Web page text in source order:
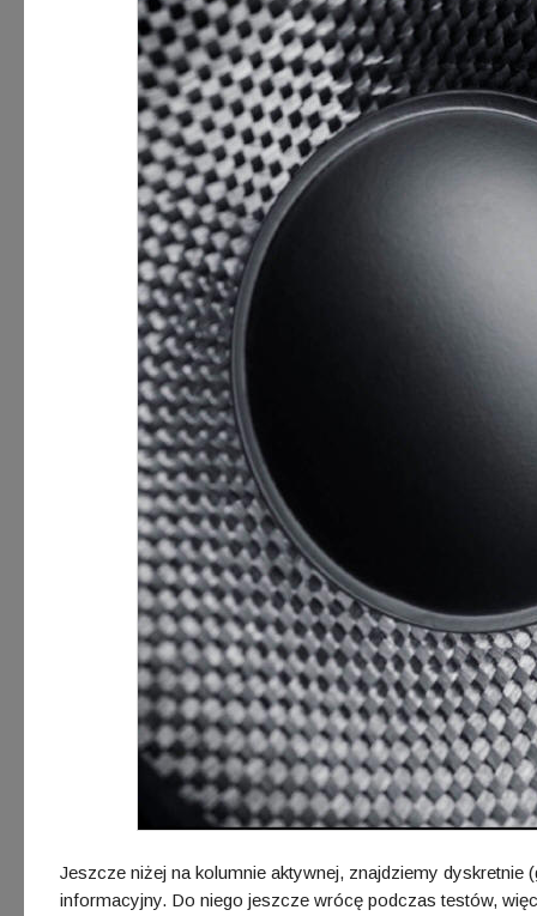
Jeszcze niżej na kolumnie aktywnej, znajdziemy dyskretnie
informacyjny. Do niego jeszcze wrócę podczas testów,